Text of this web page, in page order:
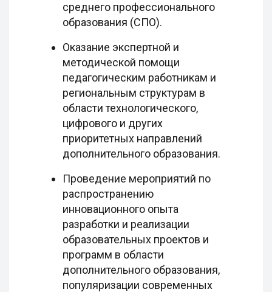
среднего профессионального
образования (СПО).
Оказание экспертной и
методической помощи
педагогическим работникам и
региональным структурам в
области технологического,
цифрового и других
приоритетных направлений
дополнительного образования.
Проведение мероприятий по
распространению
инновационного опыта
разработки и реализации
образовательных проектов и
программ в области
дополнительного образования,
популяризации современных